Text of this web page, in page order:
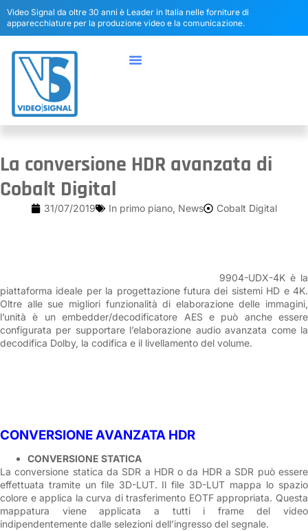
Video Signal da oltre 30 anni è Leader in Italia nelle forniture di
apparecchiature per la produzione video e la comunicazione.
La conversione HDR avanzata di
Cobalt Digital
31/07/2019 In primo piano, News Cobalt Digital
9904-UDX-4K è la
piattaforma ideale per la progettazione futura dei sistemi HD e 4K.
Oltre alle sue migliori funzionalità di elaborazione delle immagini,
l’unità è un embedder/decodificatore AES e può anche essere
configurata per supportare l’elaborazione audio avanzata come la
decodifica Dolby, la codifica e il livellamento del volume.
CONVERSIONE AVANZATA HDR
CONVERSIONE STATICA
La conversione statica da SDR a HDR o da HDR a SDR può essere
effettuata tramite un file 3D-LUT. Il file 3D-LUT mappa lo spazio
colore e applica la curva di trasferimento EOTF appropriata. Questa
mappatura viene applicata a tutti i frame del video
indipendentemente dalle selezioni dell’ingresso del segnale.